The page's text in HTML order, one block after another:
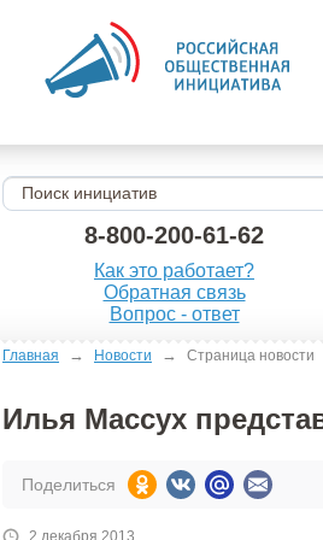
8-800-200-61-62
Как это работает?
Обратная связь
Вопрос - ответ
Главная → Новости → Страница новости
Илья Массух
Поделиться
2 декабря 2013